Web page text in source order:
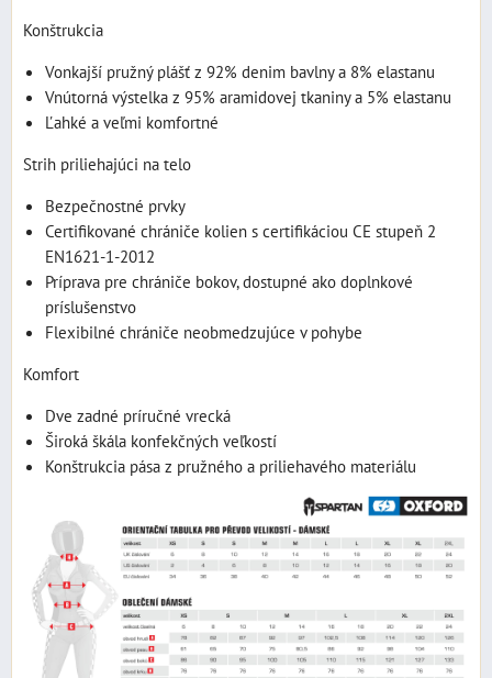
Konštrukcia
Vonkajší pružný plášť z 92% denim bavlny a 8% elastanu
Vnútorná výstelka z 95% aramidovej tkaniny a 5% elastanu
Ľahké a veľmi komfortné
Strih priliehajúci na telo
Bezpečnostné prvky
Certifikované chrániče kolien s certifikáciou CE stupeň 2
EN1621-1-2012
Príprava pre chrániče bokov, dostupné ako doplnkové
príslušenstvo
Flexibilné chrániče neobmedzujúce v pohybe
Komfort
Dve zadné príručné vrecká
Široká škála konfekčných veľkostí
Konštrukcia pása z pružného a priliehavého materiálu